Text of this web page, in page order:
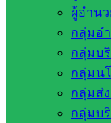
ผู้อำน
กลุ่มอ
กลุ่มบ
กลุ่มน
กลุ่มส่
กลุ่มบ
โดยก่อนเข้าสู่วา
เหลือแก่นักเรียน
แนะนำ รอง ผอ.ส
ในโอกาสเดียวกั
แนะนำตนเองแก่